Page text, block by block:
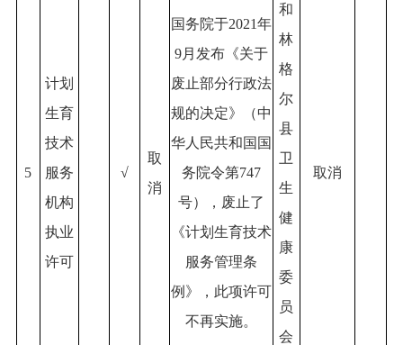
5
计划
生育
技术
服务
机构
执业
许可
√
取
消
国务院于2021年
9月发布《关于
废止部分行政法
规的决定》（中
华人民共和国国
务院令第747
号），废止了
《计划生育技术
服务管理条
例》，此项许可
不再实施。
和
林
格
尔
县
卫
生
健
康
委
员
会
取消